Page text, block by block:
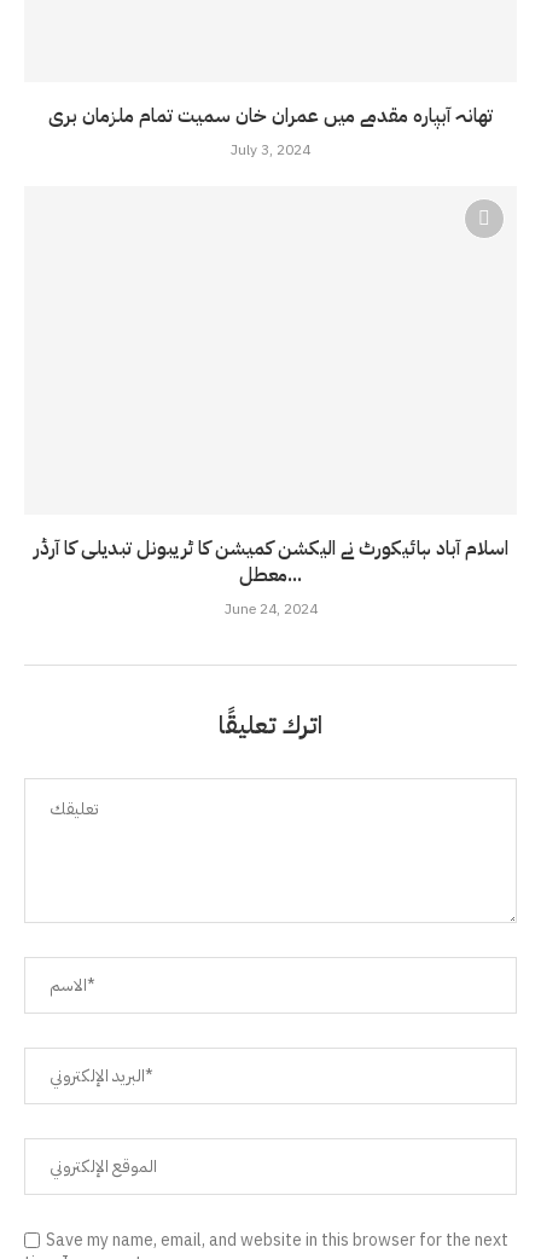
تھانہ آبپارہ مقدمے میں عمران خان سمیت تمام ملزمان بری
July 3, 2024
اسلام آباد ہائیکورٹ نے الیکشن کمیشن کا ٹریبونل تبدیلی کا آرڈر
معطل...
June 24, 2024
اترك تعليقًا
Save my name, email, and website in this browser for the next